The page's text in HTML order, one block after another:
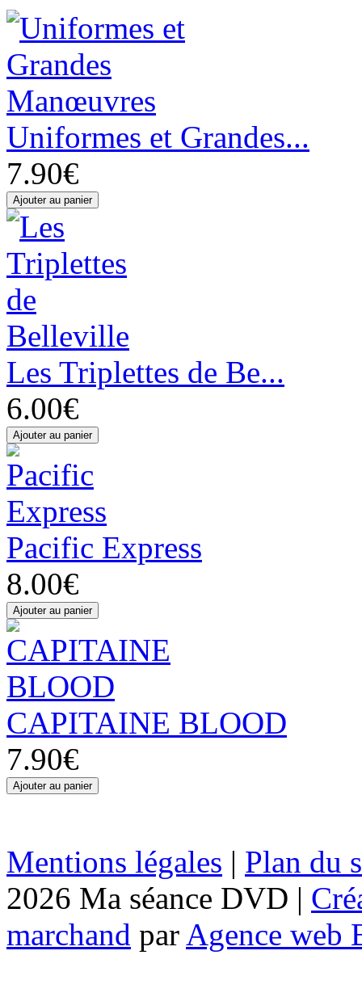
Uniformes et Grandes...
7.90€
Les Triplettes de Be...
6.00€
Pacific Express
8.00€
CAPITAINE BLOOD
7.90€
Mentions légales | Plan du
2026 Ma séance DVD |
marchand par Agence web